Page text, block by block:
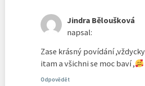
Jindra Běloušková
napsal:
Zase krásný povídání
itam a všichni se moc baví ,
Odpovědět